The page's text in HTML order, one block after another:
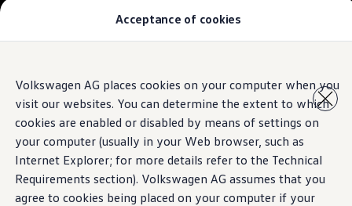
Acceptance of cookies
Volkswagen AG places cookies on your computer when you
visit our websites. You can determine the extent to which
cookies are enabled or disabled by means of settings on
your computer (usually in your Web browser, such as
Internet Explorer; for more details refer to the Technical
Requirements section). Volkswagen AG assumes that you
agree to cookies being placed on your computer if your
contenido
principal
a pie
de
página
Modelos y Concesionarios
Contáctanos
Marca y Experiencia
Volkswagen Honduras
Latin NCAP
Espacio Exclusivo para Prensa
Tengo un Volkswagen
Manuales Volkswagen
Noticias